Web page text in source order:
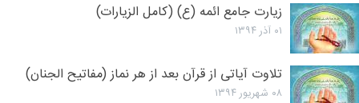
زیارت جامع ائمه (ع) (کامل الزیارات)
۰۱ آذر ۱۳۹۴
تلاوت آیاتی از قرآن بعد از هر نماز (مفاتیح الجنان)
۰۸ شهریور ۱۳۹۴